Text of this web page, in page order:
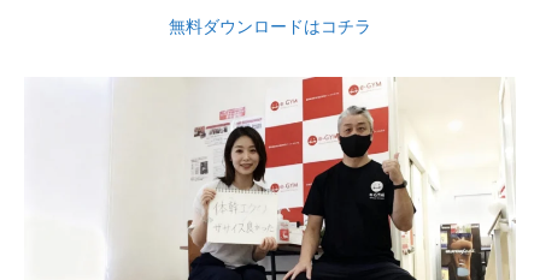
無料ダウンロードはコチラ